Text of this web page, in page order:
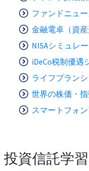
ファンドニュー
金融電卓（資
NISAシミュレ
iDeCo税制優遇
ライフプラン
世界の株価・
スマートフォ
投資信託学